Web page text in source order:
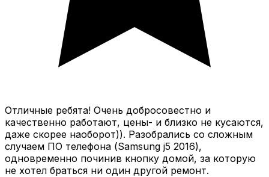
Отличные ребята! Очень добросовестно и
качественно работают, цены- и близко не кусаются,
даже скорее наоборот)). Разобрались со сложным
случаем ПО телефона (Samsung j5 2016),
одновременно починив кнопку домой, за которую
не хотел браться ни один другой ремонт.